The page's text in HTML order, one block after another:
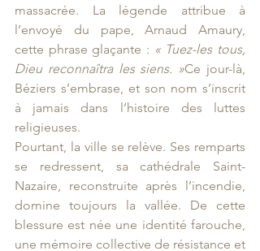
massacrée. La légende attribue à
l’envoyé du pape, Arnaud Amaury,
cette phrase glaçante : « Tuez-les tous,
Dieu reconnaîtra les siens. »Ce jour-là,
Béziers s’embrase, et son nom s’inscrit
à jamais dans l’histoire des luttes
religieuses.
Pourtant, la ville se relève. Ses remparts
se redressent, sa cathédrale Saint-
Nazaire, reconstruite après l’incendie,
domine toujours la vallée. De cette
blessure est née une identité farouche,
une mémoire collective de résistance et